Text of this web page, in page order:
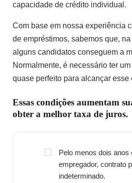
capacidade de crédito individual.
Com base em nossa experiência
de empréstimos, sabemos que,
alguns candidatos conseguem a
Normalmente, é necessário ter
quase perfeito para alcançar esse
Essas condições aumentam
obter a melhor taxa de juros.
Pelo menos dois
empregador, contrato
indeterminado.